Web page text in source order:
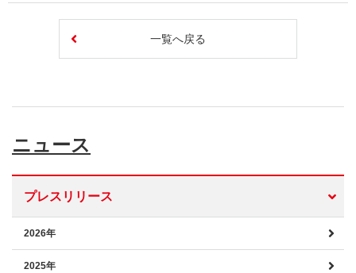
一覧へ戻る
ニュース
プレスリリース
2026年
2025年